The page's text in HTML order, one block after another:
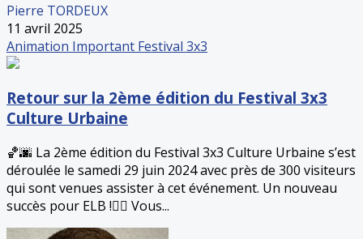
Pierre TORDEUX
11 avril 2025
Animation Important Festival 3x3
Retour sur la 2ème édition du Festival 3x3
Culture Urbaine
🏀🌆 La 2ème édition du Festival 3x3 Culture Urbaine s’est
déroulée le samedi 29 juin 2024 avec près de 300 visiteurs
qui sont venues assister à cet événement. Un nouveau
succès pour ELB !👍🏻 Vous...